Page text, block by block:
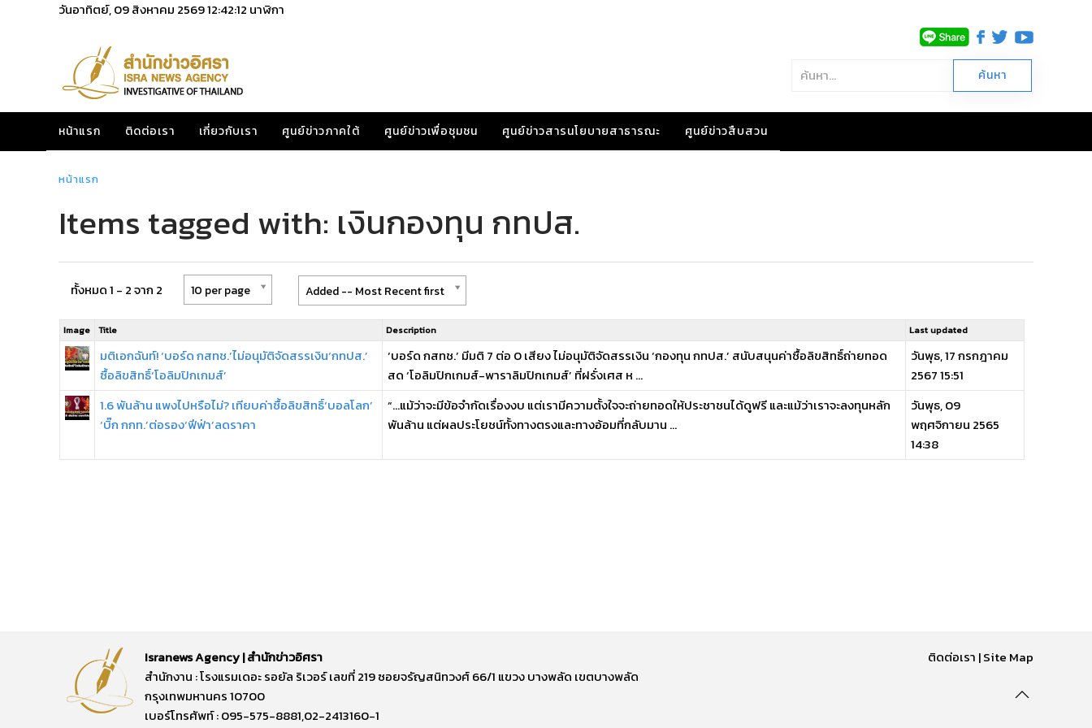
วันอาทิตย์, 09 สิงหาคม 256912:42:12 นาฬิกา
หน้าแรก ติดต่อเรา เกี่ยวกับเรา ศูนย์ข่าวภาคใต้ ศูนย์ข่าวเพื่อชุมชน ศูนย์ข่าวสารนโยบายสาธารณะ ศูนย์ข่าวสืบสวน
หน้าแรก
Items tagged with: เงินกองทุน กทปส.
ทั้งหมด 1 - 2 จาก 2 10 per page Added -- Most Recent first
Image Title Description Last updated
มติเอกฉันท์! ‘บอร์ด กสทช.’ไม่อนุมัติจัดสรรเงิน‘กทปส.’
ซื้อลิขสิทธิ์‘โอลิมปิกเกมส์’
‘บอร์ด กสทช.’ มีมติ 7 ต่อ 0 เสียง ไม่อนุมัติจัดสรรเงิน ‘กองทุน กทปส.’ สนับสนุนค่าซื้อลิขสิทธิ์ถ่ายทอด
สด ‘โอลิมปิกเกมส์-พาราลิมปิกเกมส์’ ที่ฝรั่งเศส ห ...
วันพุธ, 17 กรกฎาคม
2567 15:51
1.6 พันล้าน แพงไปหรือไม่? เทียบค่าซื้อลิขสิทธิ์‘บอลโลก’
‘บิ๊ก กกท.’ต่อรอง‘ฟีฟ่า’ลดราคา
“…แม้ว่าจะมีข้อจำกัดเรื่องงบ แต่เรามีความตั้งใจจะถ่ายทอดให้ประชาชนได้ดูฟรี และแม้ว่าเราจะลงทุนหลัก
พันล้าน แต่ผลประโยชน์ทั้งทางตรงและทางอ้อมที่กลับมาน ...
วันพุธ, 09
พฤศจิกายน 2565
14:38
Isranews Agency | สำนักข่าวอิศรา
สำนักงาน : โรงแรมเดอะ รอยัล ริเวอร์ เลขที่ 219 ซอยจรัญสนิทวงศ์ 66/1 แขวง บางพลัด เขตบางพลัด
กรุงเทพมหานคร 10700
เบอร์โทรศัพท์ : 095-575-8881,02-2413160-1
ติดต่อเรา |Site Map